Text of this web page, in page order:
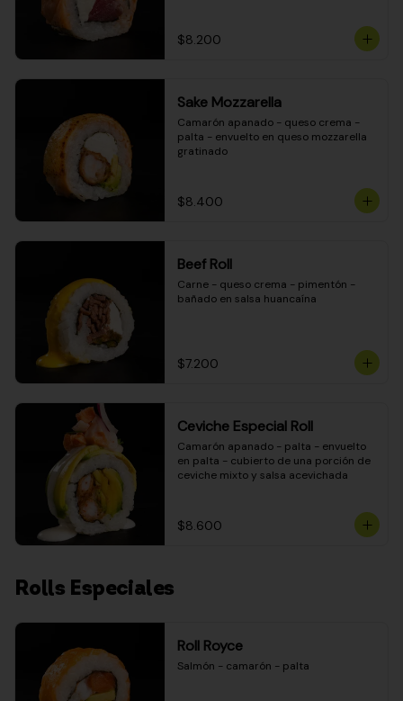
$8.200
Sake Mozzarella
Camarón apanado - queso crema -
palta - envuelto en queso mozzarella
gratinado
$8.400
Beef Roll
Carne - queso crema - pimentón -
bañado en salsa huancaína
$7.200
Ceviche Especial Roll
Camarón apanado - palta - envuelto
en palta - cubierto de una porción de
ceviche mixto y salsa acevichada
$8.600
Rolls Especiales
Roll Royce
Salmón - camarón - palta